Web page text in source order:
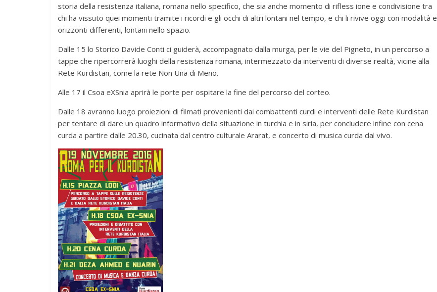
storia della resistenza italiana, romana nello specifico, che sia anche momento di rifless ione e condivisione tra
chi ha vissuto quei momenti tramite i ricordi e gli occhi di altri lontani nel tempo, e chi li rivive oggi con modalità e
orizzonti differenti, lontani nello spazio.
Dalle 15 lo Storico Davide Conti ci guiderà, accompagnato dalla murga, per le vie del Pigneto, in un percorso a
tappe che ripercorrerà luoghi della resistenza romana, intermezzato da interventi di diverse realtà, vicine alla
Rete Kurdistan, come la rete Non Una di Meno.
Alle 17 il Csoa eXSnia aprirà le porte per ospitare la fine del percorso del corteo.
Dalle 18 avranno luogo proiezioni di filmati provenienti dai combattenti curdi e interventi delle Rete Kurdistan
per tentare di dare un quadro informativo della situazione in turchia e in siria, per concludere infine con cena
curda a partire dalle 20.30, cucinata dal centro culturale Ararat, e concerto di musica curda dal vivo.